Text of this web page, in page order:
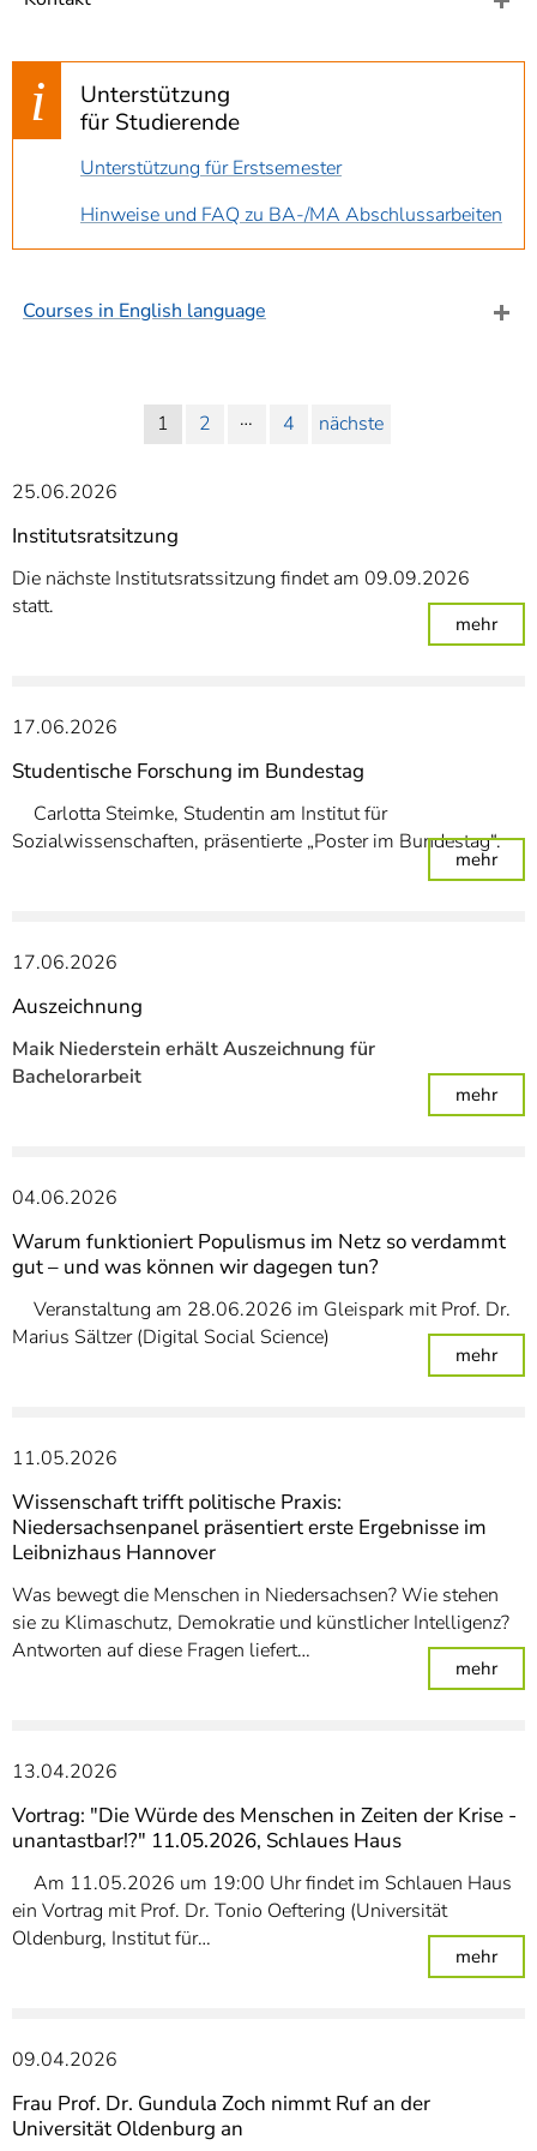
Barrierefreiheit
Unterstützung
für Studierende
Unterstützung für Erstsemester
Hinweise und FAQ zu BA-/MA Abschlussarbeiten
Courses in English language
1 2 … 4 nächste
25.06.2026
Institutsratsitzung
Die nächste Institutsratssitzung findet am 09.09.2026
statt.
mehr:
17.06.2026
Studentische Forschung im Bundestag
Carlotta Steimke, Studentin am Institut für
Sozialwissenschaften, präsentierte „Poster im Bundestag“.
mehr:
17.06.2026
Auszeichnung
Maik Niederstein erhält Auszeichnung für
Bachelorarbeit
mehr:
04.06.2026
Warum funktioniert Populismus im Netz so verdammt
gut – und was können wir dagegen tun?
Veranstaltung am 28.06.2026 im Gleispark mit Prof. Dr.
Marius Sältzer (Digital Social Science)
mehr:
11.05.2026
Wissenschaft trifft politische Praxis:
Niedersachsenpanel präsentiert erste Ergebnisse im
Leibnizhaus Hannover
Was bewegt die Menschen in Niedersachsen? Wie stehen
sie zu Klimaschutz, Demokratie und künstlicher Intelligenz?
Antworten auf diese Fragen liefert…
mehr:
13.04.2026
Vortrag: "Die Würde des Menschen in Zeiten der Krise -
unantastbar!?" 11.05.2026, Schlaues Haus
Am 11.05.2026 um 19:00 Uhr findet im Schlauen Haus
ein Vortrag mit Prof. Dr. Tonio Oeftering (Universität
Oldenburg, Institut für…
mehr:
09.04.2026
Frau Prof. Dr. Gundula Zoch nimmt Ruf an der
Universität Oldenburg an